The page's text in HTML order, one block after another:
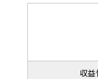
収容人数
築年数
土地面積
用途地域
賃貸借契約
賃料
収益